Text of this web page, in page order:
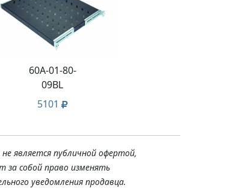
60A-01-80-
09BL
5101
является публичной офертой,
за собой право изменять
уведомления продавца.